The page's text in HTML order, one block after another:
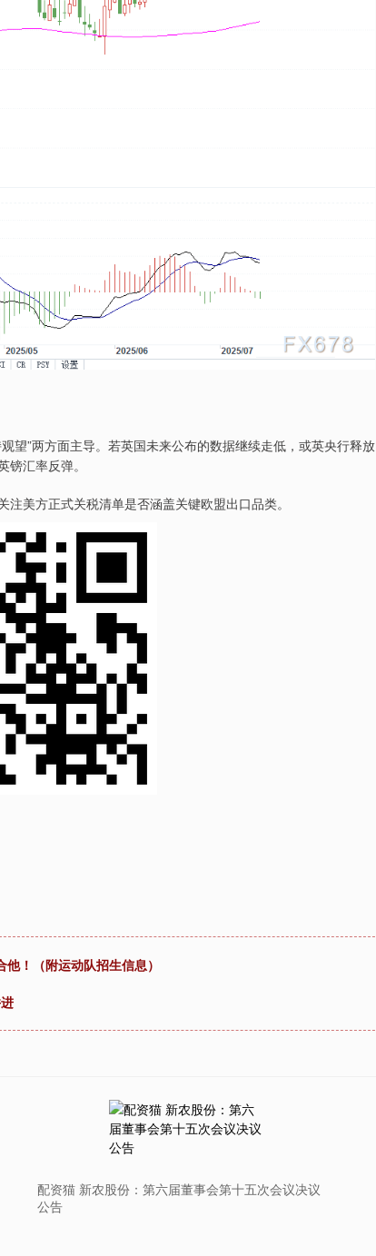
”两方面主导。若英国未来公布的数据继续走低，或英央行释放
汇率反弹。
美方正式关税清单是否涵盖关键欧盟出口品类。
！（附运动队招生信息）
配资猫 新农股份：第六届董事会第十五次会议决议
公告